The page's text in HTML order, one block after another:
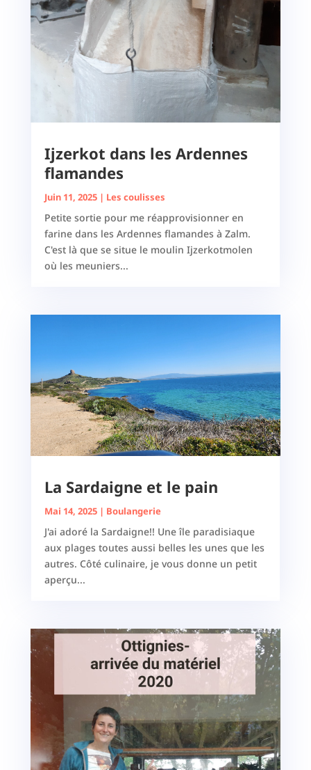
Ijzerkot dans les Ardennes
flamandes
Juin 11, 2025| Les coulisses
Petite sortie pour me réapprovisionner en
farine dans les Ardennes flamandes à Zalm.
C'est là que se situe le moulin Ijzerkotmolen
où les meuniers...
La Sardaigne et le pain
Mai 14, 2025| Boulangerie
J'ai adoré la Sardaigne!! Une île paradisiaque
aux plages toutes aussi belles les unes que les
autres. Côté culinaire, je vous donne un petit
aperçu...